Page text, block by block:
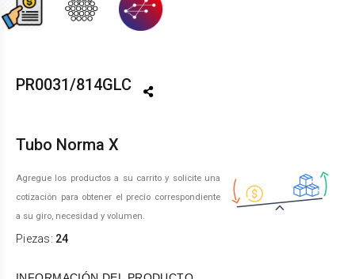
PR0031/814GLC
Tubo Norma X
Agregue los productos a su carrito y solicite una
cotización para obtener el precio correspondiente
a su giro, necesidad y volumen.
Piezas: 24